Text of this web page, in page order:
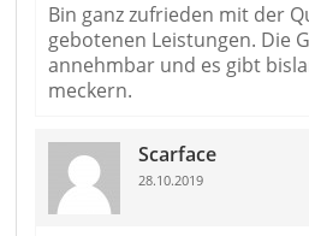
Bin ganz zufrieden mit der
gebotenen Leistungen. Die
annehmbar und es gibt
meckern.
Scarface
28.10.2019